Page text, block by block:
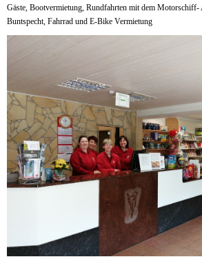
Gäste, Bootvermietung, Rundfahrten mit dem Motorschiff-
Buntspecht, Fahrrad und E-Bike Vermietung